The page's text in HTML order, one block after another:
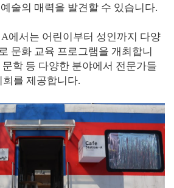
술의 매력을 발견할 수 있습니다.
에서는 어린이부터 성인까지 다양
문화 교육 프로그램을 개최합니
문학 등 다양한 분야에서 전문가들
를 제공합니다.